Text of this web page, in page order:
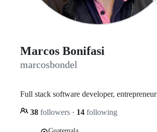
Marcos Bonifasi
marcosbondel
Full stack software developer, entrepreneur
38 followers · 14 following